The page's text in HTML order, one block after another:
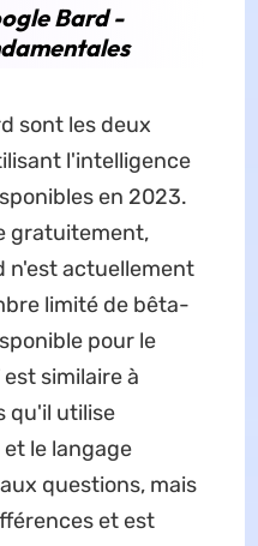
Bard -
sont les deux
l'intelligence
en 2023.
gratuitement,
n'est actuellement
limité de bêta-
pour le
similaire à
qu'il utilise
le langage
questions, mais
et est